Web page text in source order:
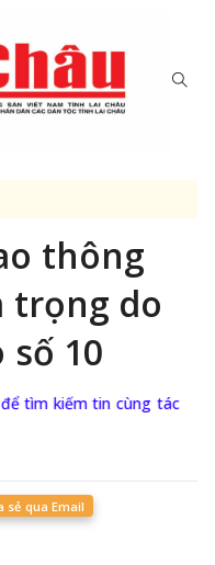
thông
trọng do
10
để tìm kiếm tin cùng tác
sẻ qua Email